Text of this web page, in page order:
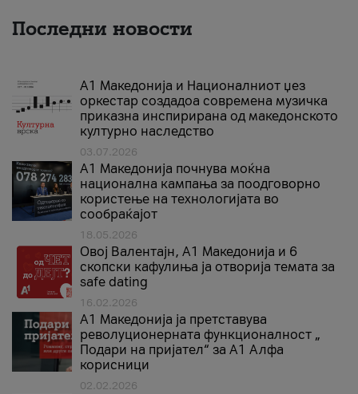
Последни новости
А1 Македонија и Националниот џез
оркестар создадоа современа музичка
приказна инспирирана од македонското
културно наследство
03.07.2026
A1 Македонија почнува моќна
национална кампања за поодговорно
користење на технологијата во
сообраќајот
18.05.2026
Овој Валентајн, A1 Македонија и 6
скопски кафулиња ја отворија темата за
safe dating
16.02.2026
А1 Македонија ја претставува
револуционерната функционалност „
Подари на пријател“ за А1 Алфа
корисници
02.02.2026